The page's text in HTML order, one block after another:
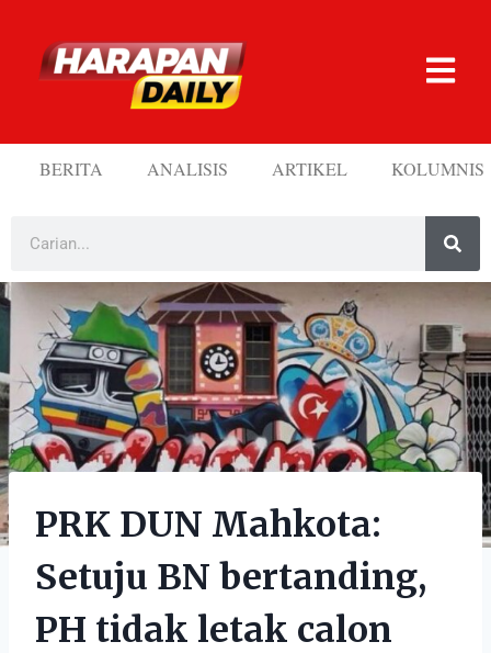
BERITA ANALISIS ARTIKEL KOLUMNIS
PRK DUN Mahkota:
Setuju BN bertanding,
PH tidak letak calon